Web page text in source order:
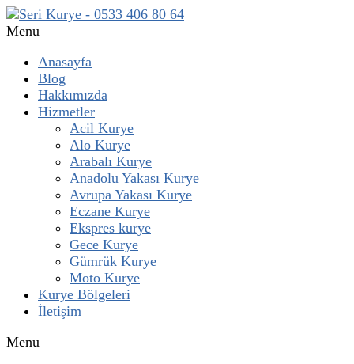
Menu
Anasayfa
Blog
Hakkımızda
Hizmetler
Acil Kurye
Alo Kurye
Arabalı Kurye
Anadolu Yakası Kurye
Avrupa Yakası Kurye
Eczane Kurye
Ekspres kurye
Gece Kurye
Gümrük Kurye
Moto Kurye
Kurye Bölgeleri
İletişim
Menu